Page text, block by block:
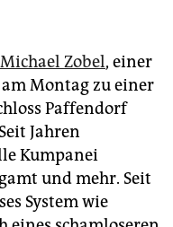
Zobel, einer
Montag zu einer
Paffendorf
Jahren
Kumpanei
und mehr. Seit
System wie